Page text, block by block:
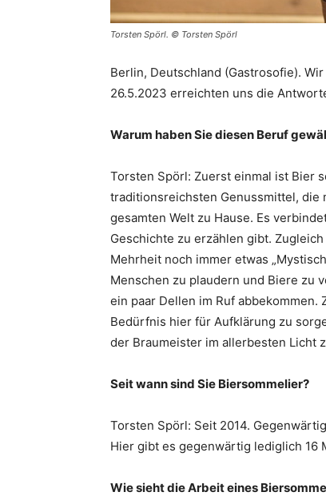
Torsten Spörl. © Torsten Spörl
Berlin, Deutschland (Gastrosofie).
26.5.2023 erreichten uns die
Warum haben Sie diesen Beruf
Torsten Spörl: Zuerst einmal ist Bier
traditionsreichsten Genussmittel, die
gesamten Welt zu Hause. Es
Geschichte zu erzählen gibt.
Mehrheit noch immer etwas
Menschen zu plaudern und Biere zu
ein paar Dellen im Ruf
Bedürfnis hier für Aufklärung zu
der Braumeister im allerbesten Licht
Seit wann sind Sie Biersommelier?
Torsten Spörl: Seit 2014.
Hier gibt es gegenwärtig lediglich 16
Wie sieht die Arbeit eines